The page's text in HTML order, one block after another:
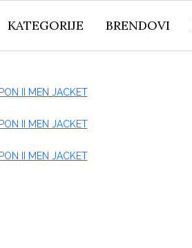
KATEGORIJE BRENDOVI